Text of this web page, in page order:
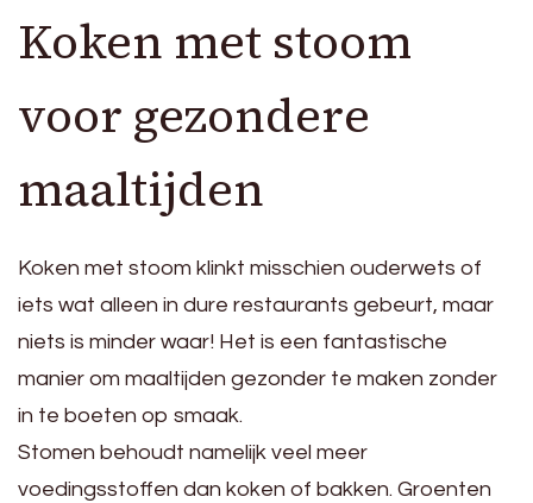
Koken met stoom
voor gezondere
maaltijden
Koken met stoom klinkt misschien ouderwets of
iets wat alleen in dure restaurants gebeurt, maar
niets is minder waar! Het is een fantastische
manier om maaltijden gezonder te maken zonder
in te boeten op smaak.
Stomen behoudt namelijk veel meer
voedingsstoffen dan koken of bakken. Groenten